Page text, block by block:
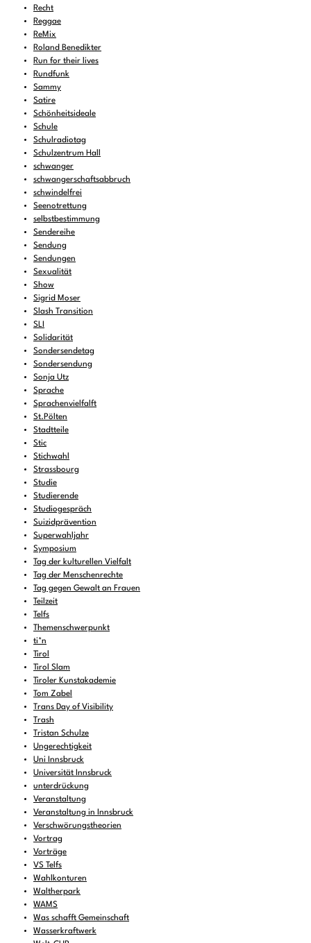
Recht
Reggae
ReMix
Roland Benedikter
Run for their lives
Rundfunk
Sammy
Satire
Schönheitsideale
Schule
Schulradiotag
Schulzentrum Hall
schwanger
schwangerschaftsabbruch
schwindelfrei
Seenotrettung
selbstbestimmung
Sendereihe
Sendung
Sendungen
Sexualität
Show
Sigrid Moser
Slash Transition
SLI
Solidarität
Sondersendetag
Sondersendung
Sonja Utz
Sprache
Sprachenvielfalft
St.Pölten
Stadtteile
Stic
Stichwahl
Strassbourg
Studie
Studierende
Studiogespräch
Suizidprävention
Superwahljahr
Symposium
Tag der kulturellen Vielfalt
Tag der Menschenrechte
Tag gegen Gewalt an Frauen
Teilzeit
Telfs
Themenschwerpunkt
ti*n
Tirol
Tirol Slam
Tiroler Kunstakademie
Tom Zabel
Trans Day of Visibility
Trash
Tristan Schulze
Ungerechtigkeit
Uni Innsbruck
Universität Innsbruck
unterdrückung
Veranstaltung
Veranstaltung in Innsbruck
Verschwörungstheorien
Vortrag
Vorträge
VS Telfs
Wahlkonturen
Waltherpark
WAMS
Was schafft Gemeinschaft
Wasserkraftwerk